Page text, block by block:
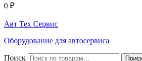
0 ₽
Авт Тех Сервис
Оборудование для автосервиса
Поиск